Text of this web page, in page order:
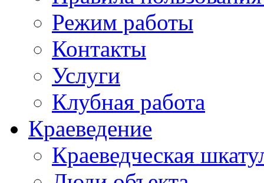
Режим работы
Контакты
Услуги
Клубная работа
Краеведение
Краеведческая